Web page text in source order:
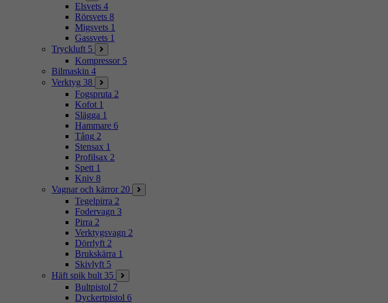
Elsvets 4
Rörsvets 8
Migsvets 1
Gassvets 1
Tryckluft 5
Kompressor 5
Bilmaskin 4
Verktyg 38
Fogspruta 2
Kofot 1
Slägga 1
Hammare 6
Tång 2
Stensax 1
Profilsax 2
Spett 1
Kniv 8
Vagnar och kärror 20
Tegelpirra 2
Fodervagn 3
Pirra 2
Verktygsvagn 2
Dörrlyft 2
Brukskärra 1
Skivlyft 5
Häft spik bult 35
Bultpistol 7
Dyckertpistol 6